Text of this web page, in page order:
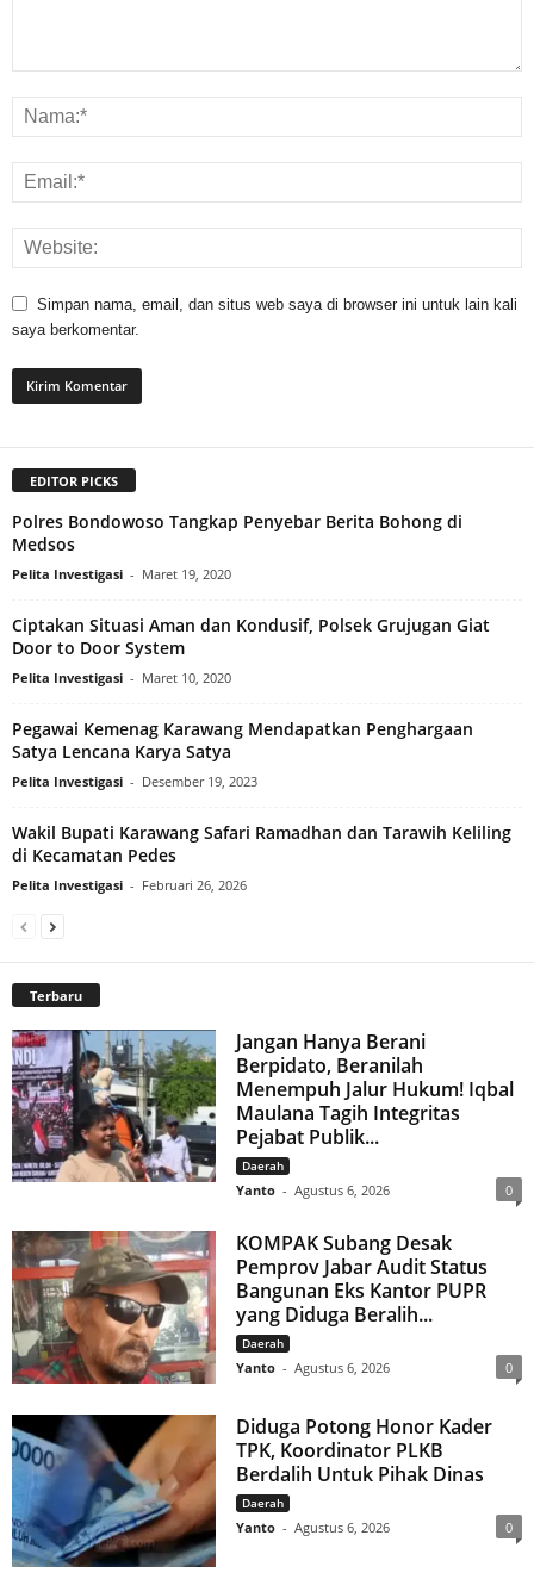
Simpan nama, email, dan situs web saya di browser ini untuk lain kali
saya berkomentar.
EDITOR PICKS
Polres Bondowoso Tangkap Penyebar Berita Bohong di
Medsos
Pelita Investigasi - Maret 19, 2020
Ciptakan Situasi Aman dan Kondusif, Polsek Grujugan Giat
Door to Door System
Pelita Investigasi - Maret 10, 2020
Pegawai Kemenag Karawang Mendapatkan Penghargaan
Satya Lencana Karya Satya
Pelita Investigasi - Desember 19, 2023
Wakil Bupati Karawang Safari Ramadhan dan Tarawih Keliling
di Kecamatan Pedes
Pelita Investigasi - Februari 26, 2026
Terbaru
Jangan Hanya Berani
Berpidato, Beranilah
Menempuh Jalur Hukum! Iqbal
Maulana Tagih Integritas
Pejabat Publik...
Daerah
Yanto - Agustus 6, 2026 0
KOMPAK Subang Desak
Pemprov Jabar Audit Status
Bangunan Eks Kantor PUPR
yang Diduga Beralih...
Daerah
Yanto - Agustus 6, 2026 0
Diduga Potong Honor Kader
TPK, Koordinator PLKB
Berdalih Untuk Pihak Dinas
Daerah
Yanto - Agustus 6, 2026 0